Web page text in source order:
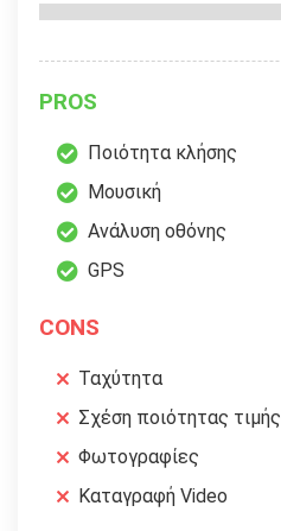
PROS
Ποιότητα κλήσης
Μουσική
Ανάλυση οθόνης
GPS
CONS
Ταχύτητα
Σχέση ποιότητας τιμής
Φωτογραφίες
Καταγραφή Video